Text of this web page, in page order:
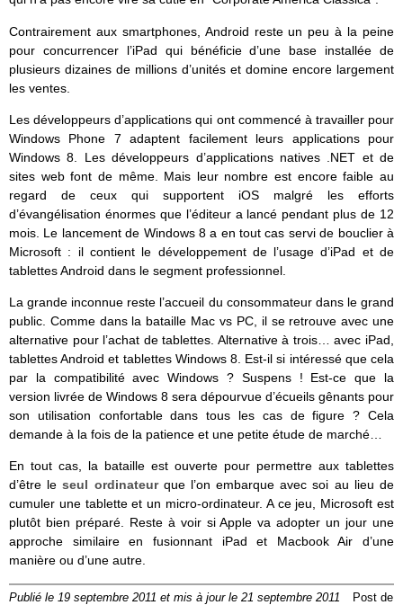
Contrairement aux smartphones, Android reste un peu à la peine
pour concurrencer l’iPad qui bénéficie d’une base installée de
plusieurs dizaines de millions d’unités et domine encore largement
les ventes.
Les développeurs d’applications qui ont commencé à travailler pour
Windows Phone 7 adaptent facilement leurs applications pour
Windows 8. Les développeurs d’applications natives .NET et de
sites web font de même. Mais leur nombre est encore faible au
regard de ceux qui supportent iOS malgré les efforts
d’évangélisation énormes que l’éditeur a lancé pendant plus de 12
mois. Le lancement de Windows 8 a en tout cas servi de bouclier à
Microsoft : il contient le développement de l’usage d’iPad et de
tablettes Android dans le segment professionnel.
La grande inconnue reste l’accueil du consommateur dans le grand
public. Comme dans la bataille Mac vs PC, il se retrouve avec une
alternative pour l’achat de tablettes. Alternative à trois… avec iPad,
tablettes Android et tablettes Windows 8. Est-il si intéressé que cela
par la compatibilité avec Windows ? Suspens ! Est-ce que la
version livrée de Windows 8 sera dépourvue d’écueils gênants pour
son utilisation confortable dans tous les cas de figure ? Cela
demande à la fois de la patience et une petite étude de marché…
En tout cas, la bataille est ouverte pour permettre aux tablettes
d’être leseul ordinateurque l’on embarque avec soi au lieu de
cumuler une tablette et un micro-ordinateur. A ce jeu, Microsoft est
plutôt bien préparé. Reste à voir si Apple va adopter un jour une
approche similaire en fusionnant iPad et Macbook Air d’une
manière ou d’une autre.
Publié le 19 septembre 2011 et mis à jour le 21 septembre 2011
Post de